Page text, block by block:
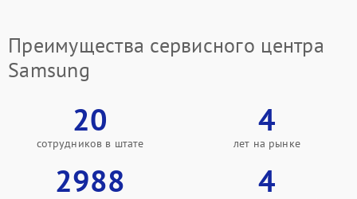
Преимущества сервисного центра
Samsung
20
сотрудников в штате
4
лет на рынке
2988 4